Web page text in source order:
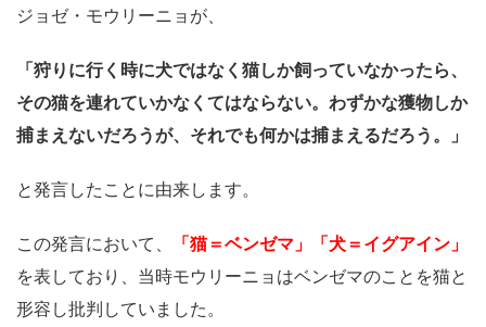
ジョゼ・モウリーニョが、
「狩りに行く時に犬ではなく猫しか飼っていなかったら、
その猫を連れていかなくてはならない。わずかな獲物しか
捕まえないだろうが、それでも何かは捕まえるだろう。」
と発言したことに由来します。
この発言において、
「猫＝ベンゼマ」「犬＝イグアイン」
を表しており、当時モウリーニョはベンゼマのことを猫と
形容し批判していました。